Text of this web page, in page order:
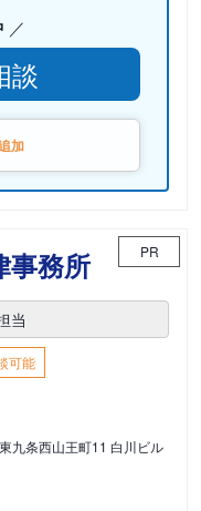
談
加
事務所 PR
当
可能
九条西山王町11 白川ビル